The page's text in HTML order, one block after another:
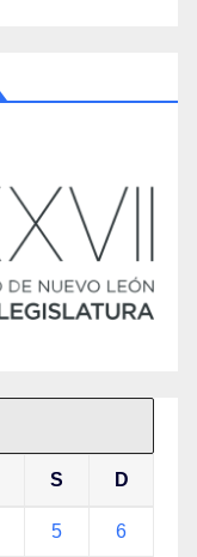
S D
5 6